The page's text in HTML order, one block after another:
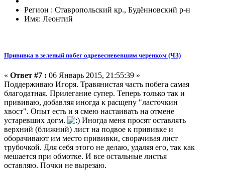
Регион : Ставропольский кр., Будённовский р-н
Имя: Леонтий
Прививка в зеленый побег одревесневевшим черенком (ЧЗ)
« Ответ #7 : 06 Январь 2015, 21:55:39 »
Поддерживаю Игоря. Травянистая часть побега самая
благодатная. Прилегание супер. Теперь только так и
прививаю, добавляя иногда к расщепу "ласточкин
хвост". Опыт есть и я смею настаивать на отмене
устаревших догм.
Иногда меня просят оставлять
верхний (ближний) лист на подвое к прививке и
оборачивают им место прививки, сворачивая лист
трубочкой. Для себя этого не делаю, удаляя его, так как
мешается при обмотке. И все остальные листья
оставляю. Почки не вырезаю.